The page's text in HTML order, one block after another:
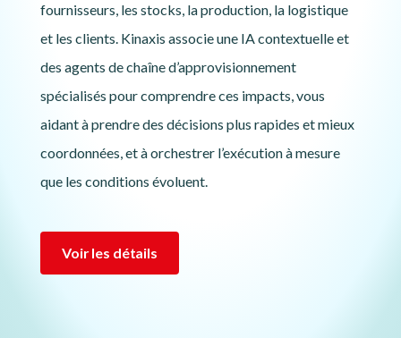
fournisseurs, les stocks, la production, la logistique
et les clients. Kinaxis associe une IA contextuelle et
des agents de chaîne d’approvisionnement
spécialisés pour comprendre ces impacts, vous
aidant à prendre des décisions plus rapides et mieux
coordonnées, et à orchestrer l’exécution à mesure
que les conditions évoluent.
Voir les détails